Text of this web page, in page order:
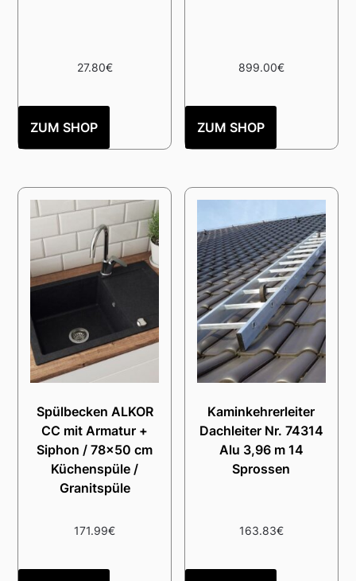
27.80€
ZUM SHOP
899.00€
ZUM SHOP
Spülbecken ALKOR
CC mit Armatur +
Siphon / 78×50 cm
Küchenspüle /
Granitspüle
171.99€
Kaminkehrerleiter
Dachleiter Nr. 74314
Alu 3,96 m 14
Sprossen
163.83€